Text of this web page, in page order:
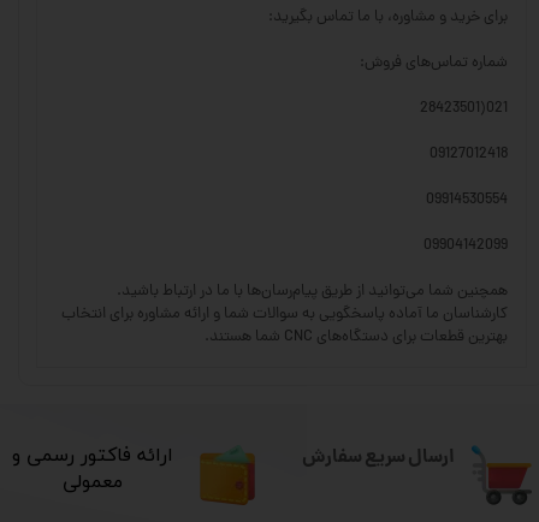
برای خرید و مشاوره، با ما تماس بگیرید:
شماره تماس‌های فروش:
021(28423501
09127012418
09914530554
09904142099
همچنین شما می‌توانید از طریق پیام‌رسان‌ها با ما در ارتباط باشید.
کارشناسان ما آماده پاسخگویی به سوالات شما و ارائه مشاوره برای انتخاب
بهترین قطعات برای دستگاه‌های CNC شما هستند.
ارسال سریع سفارش
​ارائه فاکتور رسمی و
معمولی